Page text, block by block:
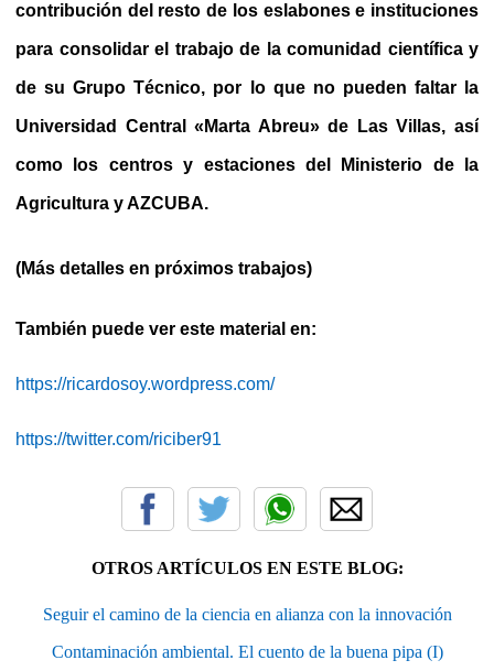
contribución del resto de los eslabones e instituciones
para consolidar el trabajo de la comunidad científica y
de su Grupo Técnico, por lo que no pueden faltar la
Universidad Central «Marta Abreu» de Las Villas, así
como los centros y estaciones del Ministerio de la
Agricultura y AZCUBA.
(Más detalles en próximos trabajos)
También puede ver este material en:
https://ricardosoy.wordpress.com/
https://twitter.com/riciber91
OTROS ARTÍCULOS EN ESTE BLOG:
Seguir el camino de la ciencia en alianza con la innovación
Contaminación ambiental. El cuento de la buena pipa (I)